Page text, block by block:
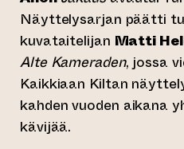
Näyttelysarjan päätti
kuvataitelijan Matti
Alte Kameraden, jossa
Kaikkiaan Kiltan
kahden vuoden aikana
kävijää.